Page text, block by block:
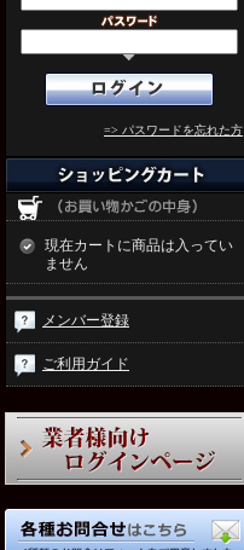
=> パスワードを忘れた方
現在カートに商品は入ってい
ません
メンバー登録
ご利用ガイド